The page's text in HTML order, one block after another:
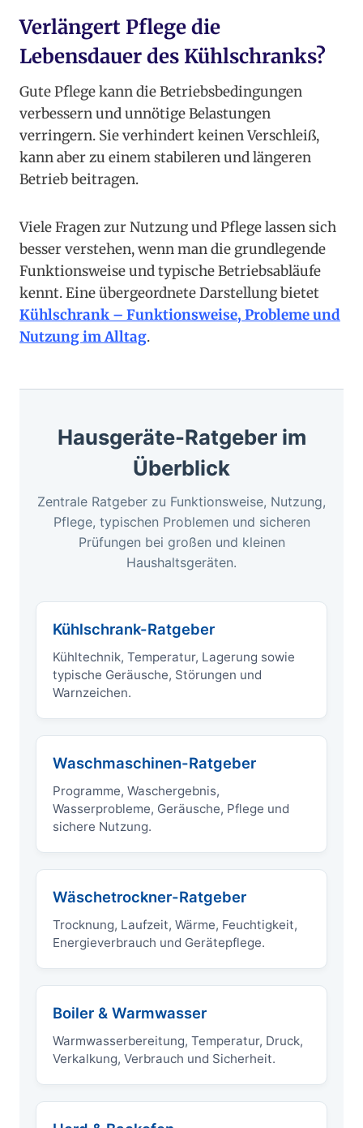
Verlängert Pflege die
Lebensdauer des Kühlschranks?
Gute Pflege kann die Betriebsbedingungen
verbessern und unnötige Belastungen
verringern. Sie verhindert keinen Verschleiß,
kann aber zu einem stabileren und längeren
Betrieb beitragen.
Viele Fragen zur Nutzung und Pflege lassen sich
besser verstehen, wenn man die grundlegende
Funktionsweise und typische Betriebsabläufe
kennt. Eine übergeordnete Darstellung bietet
Kühlschrank – Funktionsweise, Probleme und
Nutzung im Alltag.
Hausgeräte-Ratgeber im
Überblick
Zentrale Ratgeber zu Funktionsweise, Nutzung,
Pflege, typischen Problemen und sicheren
Prüfungen bei großen und kleinen
Haushaltsgeräten.
Kühlschrank-Ratgeber
Kühltechnik, Temperatur, Lagerung sowie
typische Geräusche, Störungen und
Warnzeichen.
Waschmaschinen-Ratgeber
Programme, Waschergebnis,
Wasserprobleme, Geräusche, Pflege und
sichere Nutzung.
Wäschetrockner-Ratgeber
Trocknung, Laufzeit, Wärme, Feuchtigkeit,
Energieverbrauch und Gerätepflege.
Boiler & Warmwasser
Warmwasserbereitung, Temperatur, Druck,
Verkalkung, Verbrauch und Sicherheit.